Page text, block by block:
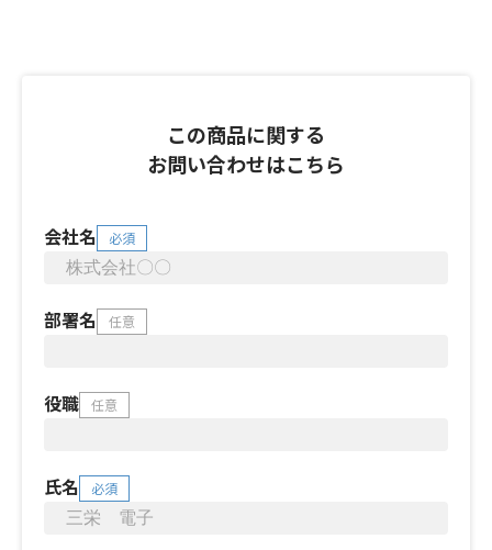
この商品に関する
お問い合わせはこちら
会社名 必須
部署名 任意
役職 任意
氏名 必須